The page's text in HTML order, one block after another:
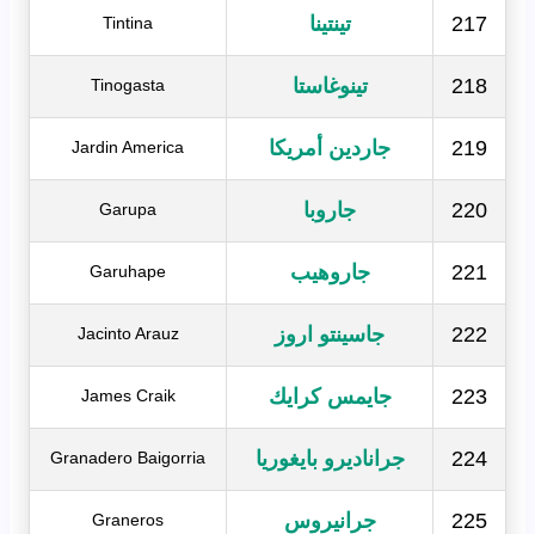
217 تينتينا Tintina
218 تينوغاستا Tinogasta
219 جاردين أمريكا Jardin America
220 جاروبا Garupa
221 جاروهيب Garuhape
222 جاسينتو اروز Jacinto Arauz
223 جايمس كرايك James Craik
224 جراناديرو بايغوريا Granadero Baigorria
225 جرانيروس Graneros